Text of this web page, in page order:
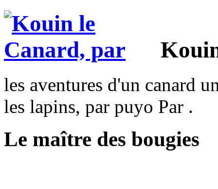
les aventures d'un canard
les lapins, par puyo Par .
Le maître des bougies